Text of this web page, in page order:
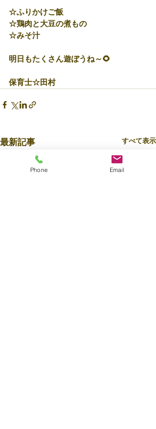
☆ふりかけご飯
☆鶏肉と大豆の煮もの
☆みそ汁
明日もたくさん遊ぼうね～🌻
保育士☆田村
最新記事 すべて表示
Phone Email